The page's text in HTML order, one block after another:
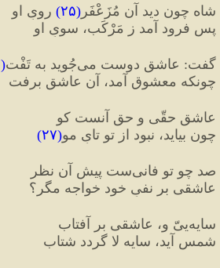
شاه چون دید آن مُزَعْفَر (۲۵) رویِ او
پس فرود آمد ز مَرْکَب، سویِ او
گفت: عاشق دوست می‌جُوید به تَفْت (
چونکه معشوق آمد، آن عاشق برفت
عاشقِ حقّی و حق آنست کو
چون بیاید، نبود از تو تایِ مو(۲۷)
صد چو تو فانی‌ست پیشِ آن نظر
عاشقی بر نفیِ خود خواجه مگر؟
سایه‌ییّ و، عاشقی بر آفتاب
شمس آید، سایه لا گردد شتاب